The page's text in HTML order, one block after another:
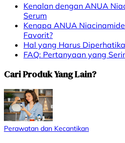
Kenalan dengan ANUA
Serum
Kenapa ANUA
Favorit?
Hal yang Harus
FAQ: Pertanyaan yang
Cari Produk Yang Lain?
Perawatan dan Kecantikan